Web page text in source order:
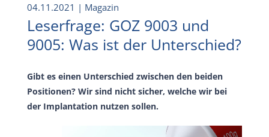
04.11.2021 | Magazin
Leserfrage: GOZ 9003 und
9005: Was ist der Unterschied?
Gibt es einen Unterschied zwischen den beiden
Positionen? Wir sind nicht sicher, welche wir bei
der Implantation nutzen sollen.